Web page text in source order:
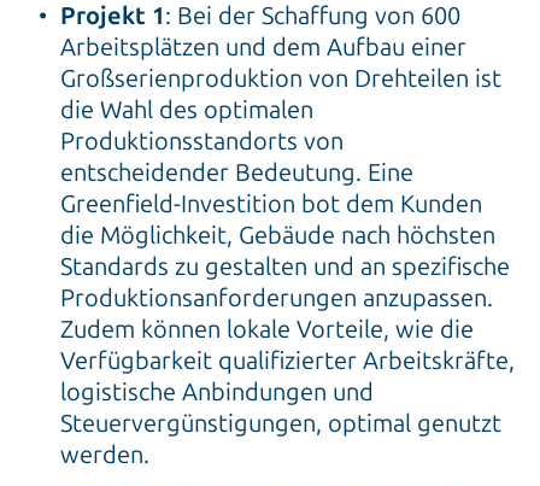
Projekt 1: Bei der Schaffung von 600
Arbeitsplätzen und dem Aufbau einer
Großserienproduktion von Drehteilen ist
die Wahl des optimalen
Produktionsstandorts von
entscheidender Bedeutung. Eine
Greenfield-Investition bot dem Kunden
die Möglichkeit, Gebäude nach höchsten
Standards zu gestalten und an spezifische
Produktionsanforderungen anzupassen.
Zudem können lokale Vorteile, wie die
Verfügbarkeit qualifizierter Arbeitskräfte,
logistische Anbindungen und
Steuervergünstigungen, optimal genutzt
werden.